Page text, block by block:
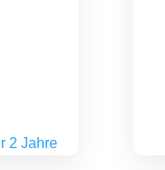
2 Jahre